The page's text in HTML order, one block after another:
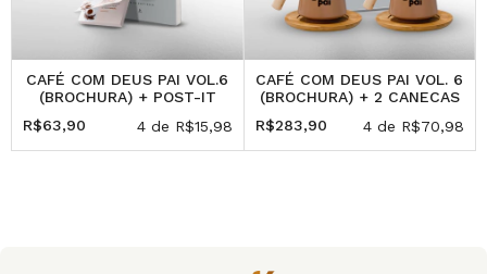
CAFÉ COM DEUS PAI VOL.6
(BROCHURA) + POST-IT
R$63,90
4 de R$15,98
CAFÉ COM DEUS PAI VOL. 6
(BROCHURA) + 2 CANECAS
R$283,90
4 de R$70,98